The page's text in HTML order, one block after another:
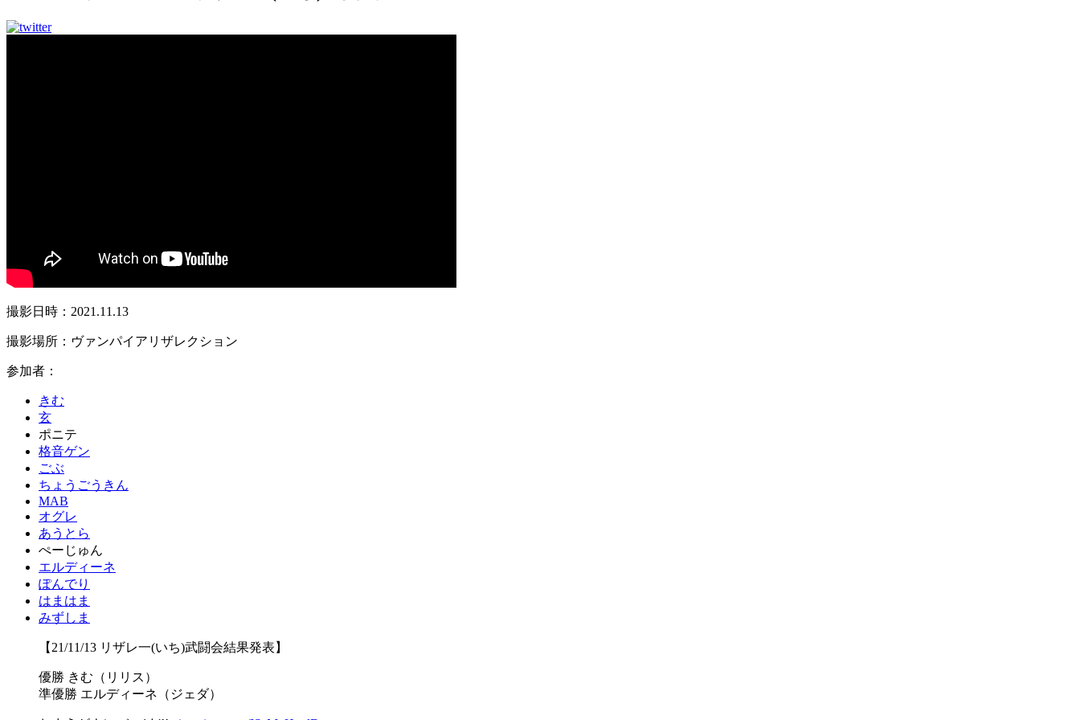
撮影日時：2021.11.13
撮影場所：ヴァンパイアリザレクション
参加者：
きむ
玄
ポニテ
格音ゲン
ごぶ
ちょうごうきん
MAB
オグレ
あうとら
ぺーじゅん
エルディーネ
ぽんでり
はまはま
みずしま
【21/11/13 リザレ一(いち)武闘会結果発表】
優勝 きむ（リリス）
準優勝 エルディーネ（ジェダ）